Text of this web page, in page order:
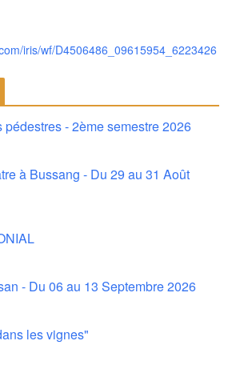
iris/wf/D4506486_09615954_6223426
- 2ème semestre 2026
à Bussang - Du 29 au 31 Août
- Du 06 au 13 Septembre 2026
les vignes"